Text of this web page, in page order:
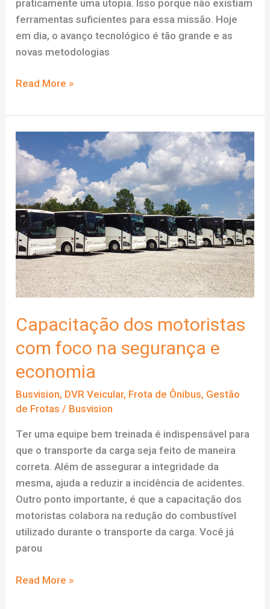
praticamente uma utopia. Isso porque não existiam
ferramentas suficientes para essa missão. Hoje
em dia, o avanço tecnológico é tão grande e as
novas metodologias
Por
monitorar
o
comportamento
dos
motoristas
nas
estradas?
Read More »
Capacitação dos motoristas
com foco na segurança e
economia
Busvision, DVR Veicular, Frota de Ônibus, Gestão
de Frotas / Busvision
Ter uma equipe bem treinada é indispensável para
que o transporte da carga seja feito de maneira
correta. Além de assegurar a integridade da
mesma, ajuda a reduzir a incidência de acidentes.
Outro ponto importante, é que a capacitação dos
motoristas colabora na redução do combustível
utilizado durante o transporte da carga. Você já
parou
Capacitação
Read More »